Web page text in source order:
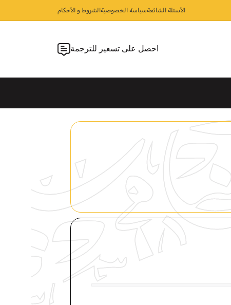
الأسئلة الشائعةسياسة الخصوصية الشروط و الأحكام
احصل على تسعير للترجمة